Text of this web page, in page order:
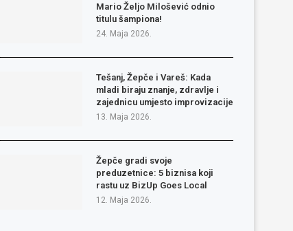
Mario Željo Milošević odnio
titulu šampiona!
24. Maja 2026.
Tešanj, Žepče i Vareš: Kada
mladi biraju znanje, zdravlje i
zajednicu umjesto improvizacije
13. Maja 2026.
Žepče gradi svoje
preduzetnice: 5 biznisa koji
rastu uz BizUp Goes Local
12. Maja 2026.